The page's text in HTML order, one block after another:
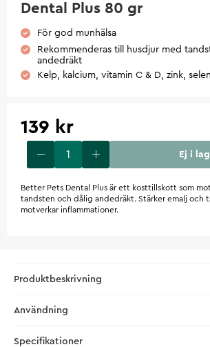
Dental Plus 80 gr
För god munhälsa
Rekommenderas till husdjur med
andedräkt
Kelp, kalcium, vitamin C & D, zink,
139 kr
Ej i
Better Pets Dental Plus är ett kosttillskott som
tandsten och dålig andedräkt. Stärker emalj och
motverkar inflammationer.
Produktbeskrivning
Användning
Specifikationer